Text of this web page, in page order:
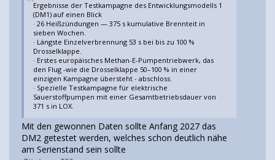
Ergebnisse der Testkampagne des Entwicklungsmodells 1
(DM1) auf einen Blick
· 26 Heißzündungen — 375 s kumulative Brennteit in
sieben Wochen.
· Längste Einzelverbrennung 53 s bei bis zu 100 %
Drosselklappe.
· Erstes europäisches Methan-E-Pumpentriebwerk, das
den Flug ‑wie die Drosselklappe 50–100 % in einer
einzigen Kampagne übersteht - abschloss.
· Spezielle Testkampagne für elektrische
Sauerstoffpumpen mit einer Gesamtbetriebsdauer von
371 s in LOX.
Mit den gewonnen Daten sollte Anfang 2027 das
DM2 getestet werden, welches schon deutlich nähe
am Serienstand sein sollte